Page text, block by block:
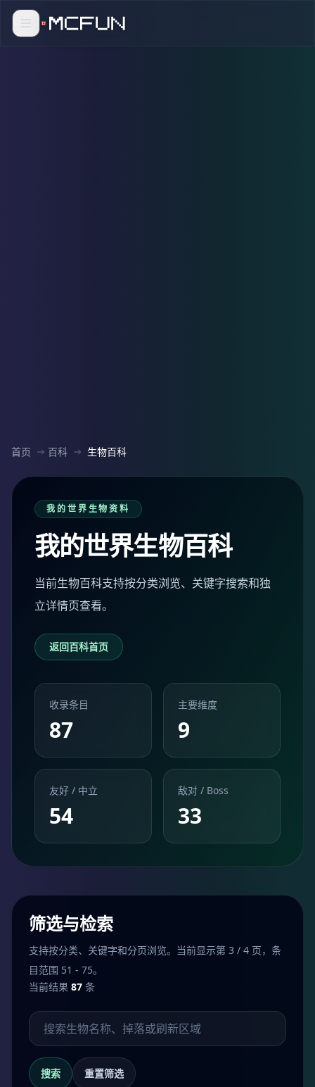
首页 百科 生物百科
我的世界生物资料
我的世界生物百科
当前生物百科支持按分类浏览、关键字搜索和独
立详情页查看。
返回百科首页
收录条目
87
主要维度
9
友好 / 中立
54
敌对 / Boss
33
筛选与检索
支持按分类、关键字和分页浏览。当前显示第 3 / 4 页，条
目范围 51 - 75。
当前结果 87 条
搜索生物
搜索 重置筛选